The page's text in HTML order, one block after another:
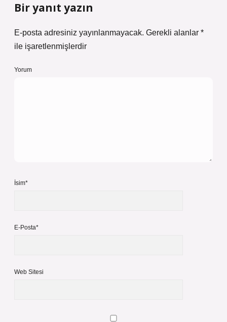
Bir yanıt yazın
E-posta adresiniz yayınlanmayacak. Gerekli alanlar *
ile işaretlenmişlerdir
Yorum
İsim*
E-Posta*
Web Sitesi